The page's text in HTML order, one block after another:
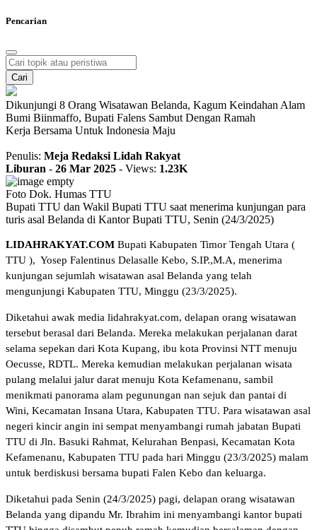
Pencarian
Cari
Dikunjungi 8 Orang Wisatawan Belanda, Kagum Keindahan Alam
Bumi Biinmaffo, Bupati Falens Sambut Dengan Ramah
Kerja Bersama Untuk Indonesia Maju
Penulis: Meja Redaksi Lidah Rakyat
Liburan - 26 Mar 2025 - Views: 1.23K
Foto Dok. Humas TTU
Bupati TTU dan Wakil Bupati TTU saat menerima kunjungan para
turis asal Belanda di Kantor Bupati TTU, Senin (24/3/2025)
LIDAHRAKYAT.COM Bupati Kabupaten Timor Tengah Utara (
TTU ), Yosep Falentinus Delasalle Kebo, S.IP.,M.A, menerima
kunjungan sejumlah wisatawan asal Belanda yang telah
mengunjungi Kabupaten TTU, Minggu (23/3/2025).
Diketahui awak media lidahrakyat.com, delapan orang wisatawan
tersebut berasal dari Belanda. Mereka melakukan perjalanan darat
selama sepekan dari Kota Kupang, ibu kota Provinsi NTT menuju
Oecusse, RDTL. Mereka kemudian melakukan perjalanan wisata
pulang melalui jalur darat menuju Kota Kefamenanu, sambil
menikmati panorama alam pegunungan nan sejuk dan pantai di
Wini, Kecamatan Insana Utara, Kabupaten TTU. Para wisatawan asal
negeri kincir angin ini sempat menyambangi rumah jabatan Bupati
TTU di Jln. Basuki Rahmat, Kelurahan Benpasi, Kecamatan Kota
Kefamenanu, Kabupaten TTU pada hari Minggu (23/3/2025) malam
untuk berdiskusi bersama bupati Falen Kebo dan keluarga.
Diketahui pada Senin (24/3/2025) pagi, delapan orang wisatawan
Belanda yang dipandu Mr. Ibrahim ini menyambangi kantor bupati